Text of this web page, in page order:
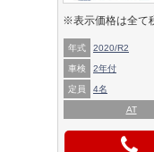
※表示価格は全て
年式 2020/R2
車検 2年付
定員 4名
AT